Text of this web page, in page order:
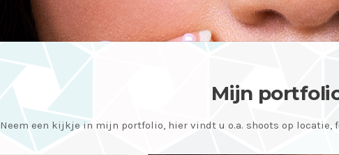
Mijn
Neem een kijkje in mijn portfolio, hier vindt u o.a. shoots op locatie,